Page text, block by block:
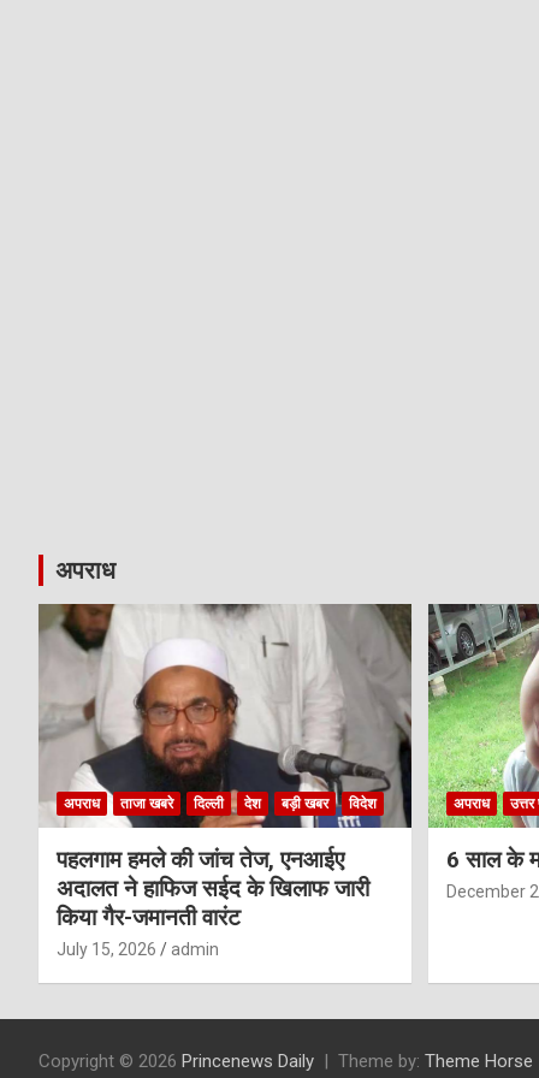
अपराध
अपराध ताजा खबरे दिल्ली देश बड़ी खबर विदेश
पहलगाम हमले की जांच तेज, एनआईए
अदालत ने हाफिज सईद के खिलाफ जारी
किया गैर-जमानती वारंट
July 15, 2026 admin
अपराध
6 साल के
December
Copyright © 2026 Princenews Daily Theme by: Theme Horse